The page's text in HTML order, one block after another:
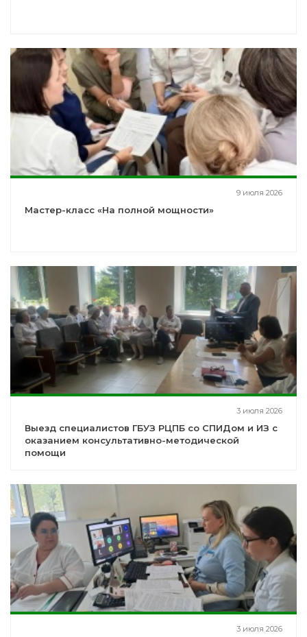
9 июля 2026
Мастер-класс «На полной мощности»
3 июля 2026
Выезд специалистов ГБУЗ РЦПБ со СПИДом и ИЗ с
оказанием консультативно-методической
помощи
3 июля 2026